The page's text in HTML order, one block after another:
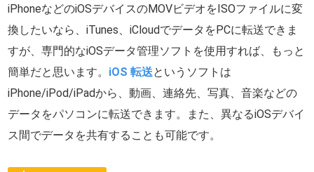
iPhoneなどのiOSデバイスのMOVビデオをISOファイルに変
換したいなら、iTunes、iCloudでデータをPCに転送できま
すが、専門的なiOSデータ管理ソフトを使用すれば、もっと
簡単だと思います。 iOS 転送というソフトは
iPhone/iPod/iPadから、動画、連絡先、写真、音楽などの
データをパソコンに転送できます。また、異なるiOSデバイ
ス間でデータを共有することも可能です。